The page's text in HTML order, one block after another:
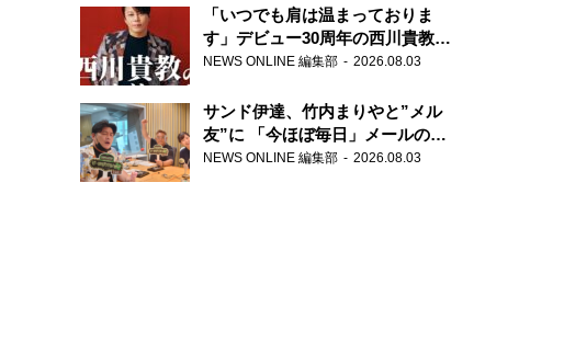
郵便局
「いつでも肩は温まっておりま
す」デビュー30周年の西川貴教が
『オールナイトニッポン』に登
NEWS ONLINE 編集部 2026.08.03
サンド伊達、竹内まりやと”メル
友”に 「今ほぼ毎日」メールのや
り取り明かす
NEWS ONLINE 編集部 2026.08.03